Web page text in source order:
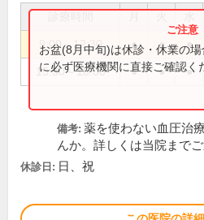
9:00～12:30 ● ● ●
15:30～18:00 ● ● ●
お盆(8月中旬)は休診・休業の
に必ず医療機関に直接ご確認く
備考: 薬を使わない血圧治
んか。詳しくは当院までご
休診日: 日、祝